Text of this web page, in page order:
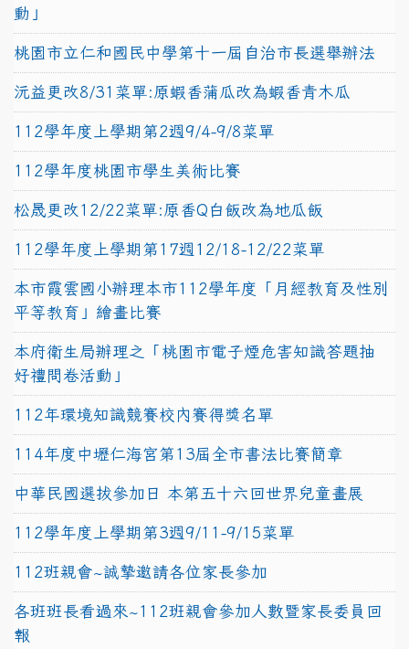
動」
桃園市立仁和國民中學第十一屆自治市長選舉辦法
沅益更改8/31菜單:原蝦香蒲瓜改為蝦香青木瓜
112學年度上學期第2週9/4-9/8菜單
112學年度桃園市學生美術比賽
松晟更改12/22菜單:原香Q白飯改為地瓜飯
112學年度上學期第17週12/18-12/22菜單
本市霞雲國小辦理本市112學年度「月經教育及性別
平等教育」繪畫比賽
本府衛生局辦理之「桃園市電子煙危害知識答題抽
好禮問卷活動」
112年環境知識競賽校內賽得獎名單
114年度中壢仁海宮第13屆全市書法比賽簡章
中華民國選拔參加日 本第五十六回世界兒童畫展
112學年度上學期第3週9/11-9/15菜單
112班親會~誠摯邀請各位家長參加
各班班長看過來~112班親會參加人數暨家長委員回
報